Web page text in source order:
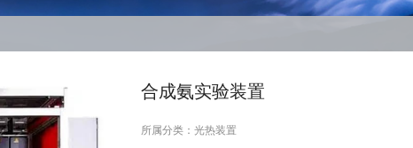
合成氨实验装置
所属分类： 光热装置